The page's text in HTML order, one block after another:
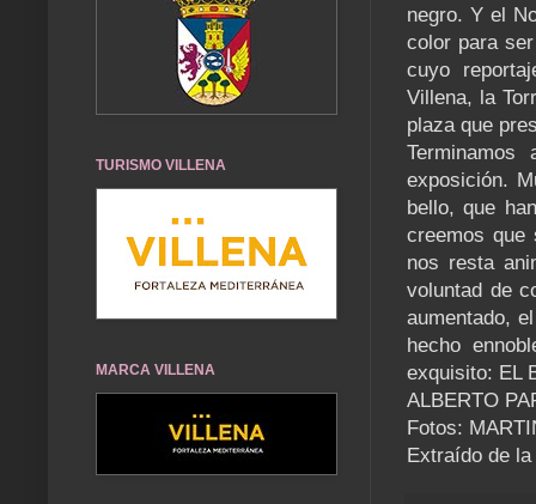
negro. Y el
color para
cuyo
Villena, la
plaza que
exposición.
bello, que
creemos que
nos resta
voluntad de
aumentado,
hecho
exquisito: EL
ALBERTO
Fotos:
Extraído de
TURISMO VILLENA
MARCA VILLENA